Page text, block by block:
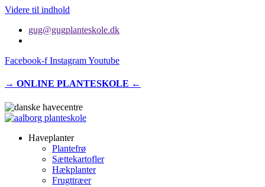
Videre til indhold
gug@gugplanteskole.dk
Facebook-f InstagramYoutube
→ ONLINE PLANTESKOLE ←
Haveplanter
Plantefrø
Sættekartofler
Hækplanter
Frugttræer